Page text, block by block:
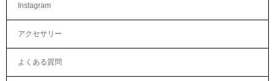
Instagram
アクセサリー
よくある質問